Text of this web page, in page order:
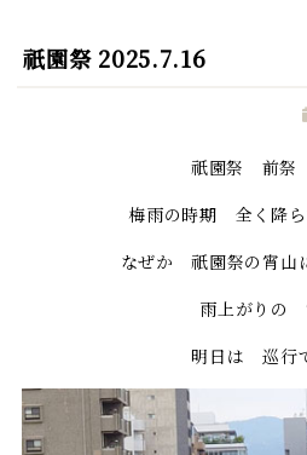
祇園祭 2025.7.16
祇園祭 前祭
梅雨の時期 全く降
なぜか 祇園祭の宵山
雨上がりの
明日は 巡行